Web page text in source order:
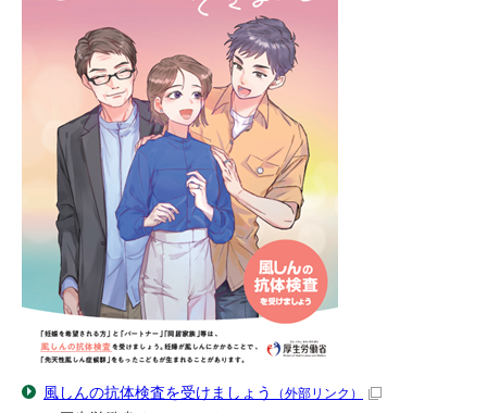
風しんの抗体検査を受けましょう （外部リンク）